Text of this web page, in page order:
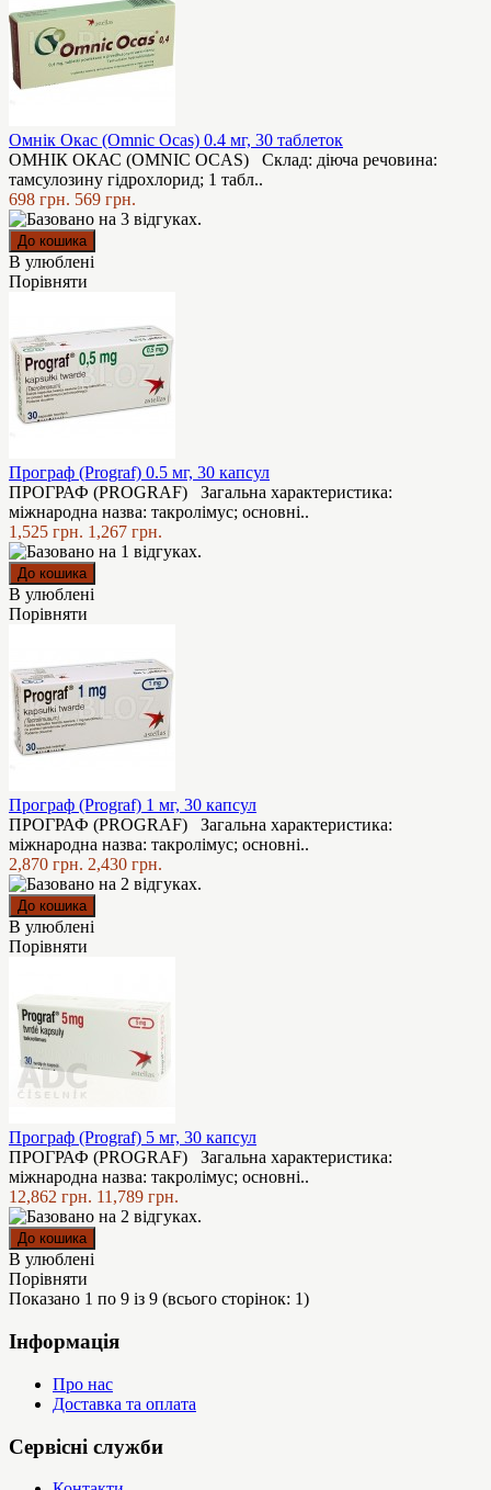
Омнік Окас (Omnic Ocas) 0.4 мг, 30 таблеток
ОМНІК ОКАС (OMNIC OCAS) Склад: діюча речовина:
тамсулозину гідрохлорид; 1 табл..
698 грн. 569 грн.
В улюблені
Порівняти
Програф (Prograf) 0.5 мг, 30 капсул
ПРОГРАФ (PROGRAF) Загальна характеристика:
міжнародна назва: такролімус; основні..
1,525 грн. 1,267 грн.
В улюблені
Порівняти
Програф (Prograf) 1 мг, 30 капсул
ПРОГРАФ (PROGRAF) Загальна характеристика:
міжнародна назва: такролімус; основні..
2,870 грн. 2,430 грн.
В улюблені
Порівняти
Програф (Prograf) 5 мг, 30 капсул
ПРОГРАФ (PROGRAF) Загальна характеристика:
міжнародна назва: такролімус; основні..
12,862 грн. 11,789 грн.
В улюблені
Порівняти
Показано 1 по 9 із 9 (всього сторінок: 1)
Інформація
Про нас
Доставка та оплата
Сервісні служби